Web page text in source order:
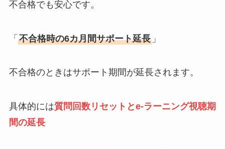
不合格でも安心です。
「 不合格時の6カ月間サポート延長」
不合格のときはサポート期間が延長されます。
具体的には質問回数リセットとe-ラーニング視聴期
間の延長